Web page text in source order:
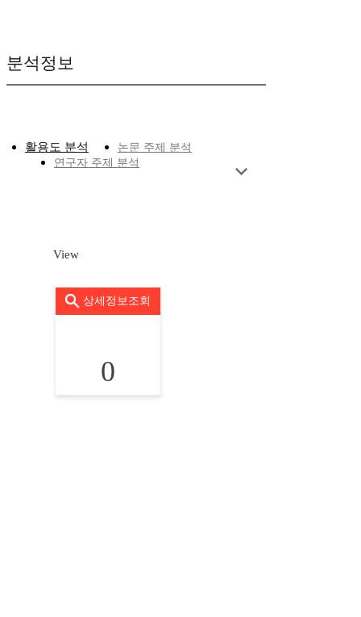
분석정보
활용도 분석
논문 주제 분석
연구자 주제 분석
View
상세정보조회
0